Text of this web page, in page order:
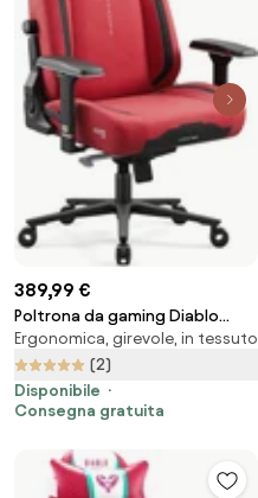
389,99 €
Poltrona da gaming Diablo
X.Eye Prime, Normal Size, Bloody
Mary
Ergonomica, girevole, in tessuto
(2)
Disponibile
Consegna gratuita